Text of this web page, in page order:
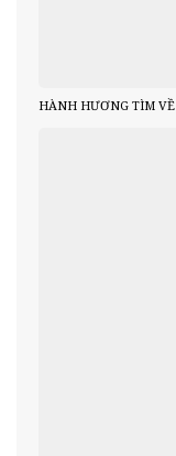
HÀNH HƯƠNG TÌM